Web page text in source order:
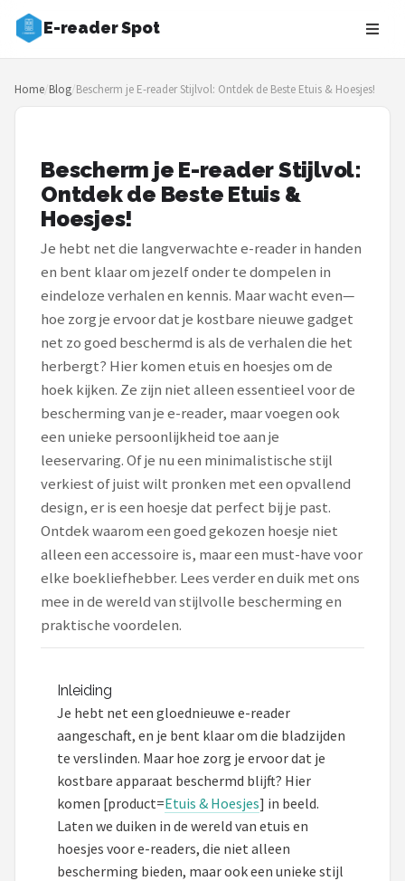
E-reader Spot
Zoeken
NAVIGATIE
Merken
Blog
E-readers
Shop
Hoesje
BROTECT
iMoshion
Lunso
MMOBIEL
Geschikt voor
Goodline
Kobo
Alle merken →
Home/Blog/Bescherm je E-reader Stijlvol: Ontdek de Beste Etuis & Hoesjes!
Bescherm je E-reader Stijlvol:
Ontdek de Beste Etuis &
Hoesjes!
Je hebt net die langverwachte e-reader in handen
en bent klaar om jezelf onder te dompelen in
eindeloze verhalen en kennis. Maar wacht even—
hoe zorg je ervoor dat je kostbare nieuwe gadget
net zo goed beschermd is als de verhalen die het
herbergt? Hier komen etuis en hoesjes om de
hoek kijken. Ze zijn niet alleen essentieel voor de
bescherming van je e-reader, maar voegen ook
een unieke persoonlijkheid toe aan je
leeservaring. Of je nu een minimalistische stijl
verkiest of juist wilt pronken met een opvallend
design, er is een hoesje dat perfect bij je past.
Ontdek waarom een goed gekozen hoesje niet
alleen een accessoire is, maar een must-have voor
elke boekliefhebber. Lees verder en duik met ons
mee in de wereld van stijlvolle bescherming en
praktische voordelen.
Inleiding
Je hebt net een gloednieuwe e-reader
aangeschaft, en je bent klaar om die bladzijden
te verslinden. Maar hoe zorg je ervoor dat je
kostbare apparaat beschermd blijft? Hier
komen [product=Etuis & Hoesjes] in beeld.
Laten we duiken in de wereld van etuis en
hoesjes voor e-readers, die niet alleen
bescherming bieden, maar ook een unieke stijl